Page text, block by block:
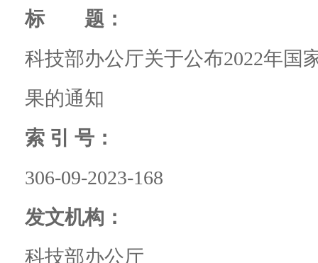
标 题：
科技部办公厅关于公布2022年国
果的通知
索 引 号：
306-09-2023-168
发文机构：
科技部办公厅